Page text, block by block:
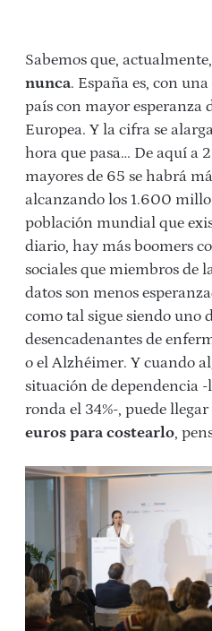
Sabemos que, actualmente,
nunca. España es, con
país con mayor esperanza
Europea. Y la cifra se
hora que pasa… De aquí a
mayores de 65 se habrá
alcanzando los 1.600
población mundial que
diario, hay más boomers
sociales que miembros de
datos son menos
como tal sigue siendo uno
desencadenantes de
o el Alzhéimer. Y cuando
situación de dependencia
ronda el 34%-, puede llegar
euros para costearlo,